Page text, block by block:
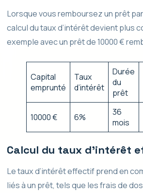
Lorsque vous remboursez un prêt
calcul du taux d’intérêt devient plus
exemple avec un prêt de 10000 €
Capital
emprunté
Taux
d’intérêt
Durée
du
prêt
10000 € 6%
36
mois
Calcul du taux d’intérêt
Le taux d’intérêt effectif prend en
liés à un prêt, tels que les frais de